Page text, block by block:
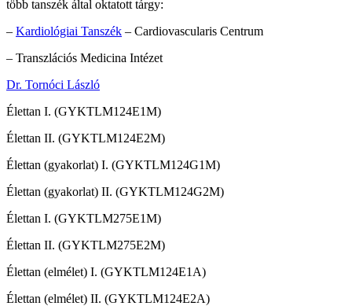
több tanszék által oktatott tárgy:
– Kardiológiai Tanszék – Cardiovascularis Centrum
– Transzlációs Medicina Intézet
Dr. Tornóci László
Élettan I. (GYKTLM124E1M)
Élettan II. (GYKTLM124E2M)
Élettan (gyakorlat) I. (GYKTLM124G1M)
Élettan (gyakorlat) II. (GYKTLM124G2M)
Élettan I. (GYKTLM275E1M)
Élettan II. (GYKTLM275E2M)
Élettan (elmélet) I. (GYKTLM124E1A)
Élettan (elmélet) II. (GYKTLM124E2A)